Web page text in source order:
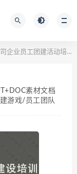
素材文档百度网盘资源合集，包含团队建设培训/团建游戏/员工团队意识技能拓展训练……等
素材文档
游戏/员工团队